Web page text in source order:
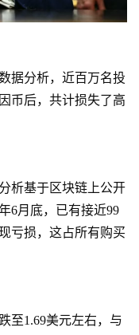
据分析，近百万名投
币后，共计损失了高
析基于区块链上公开
6月底，已有接近99
亏损，这占所有购买
至1.69美元左右，与